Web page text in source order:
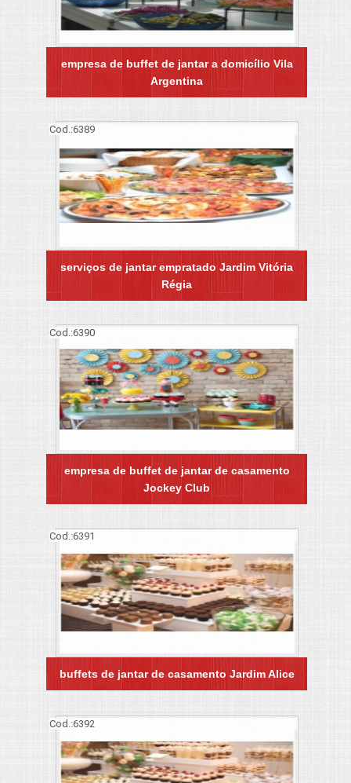
empresa de buffet de jantar a domicílio Vila
Argentina
Cod.:6389
serviços de jantar empratado Jardim Vitória
Régia
Cod.:6390
empresa de buffet de jantar de casamento
Jockey Club
Cod.:6391
buffets de jantar de casamento Jardim Alice
Cod.:6392